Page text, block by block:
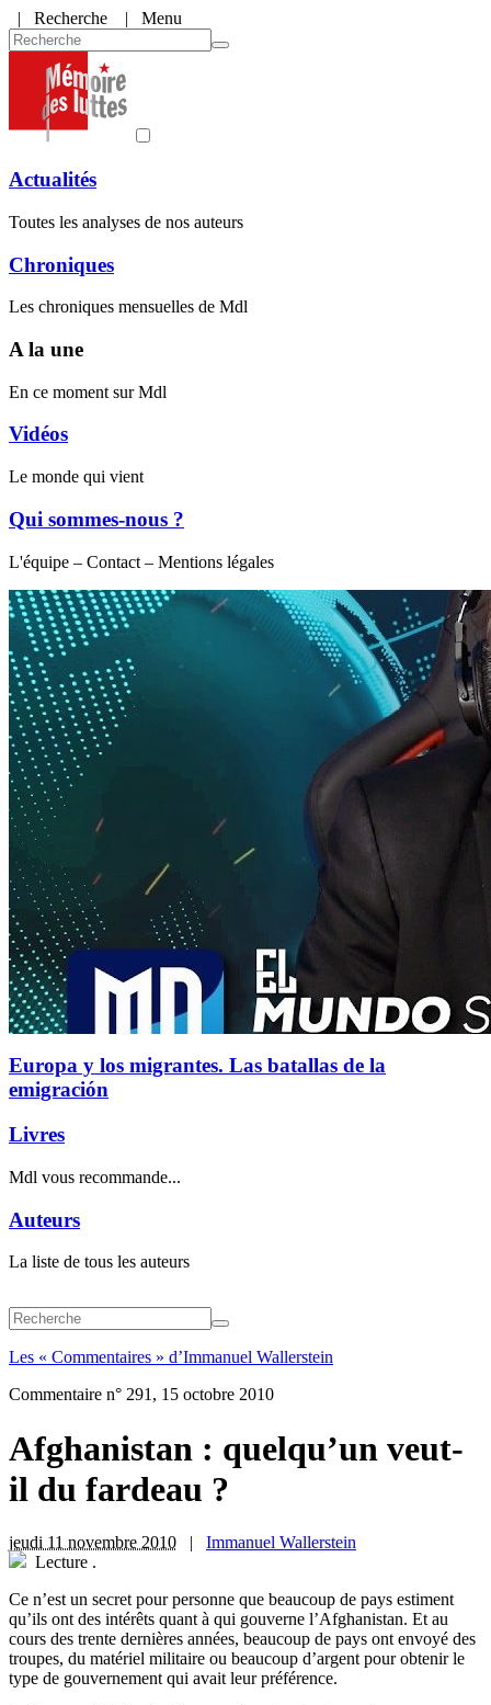
| Recherche | Menu
Actualités
Toutes les analyses de nos auteurs
Chroniques
Les chroniques mensuelles de Mdl
A la une
En ce moment sur Mdl
Vidéos
Le monde qui vient
Qui sommes-nous ?
L'équipe – Contact – Mentions légales
Europa y los migrantes. Las batallas de la
emigración
Livres
Mdl vous recommande...
Auteurs
La liste de tous les auteurs
Les « Commentaires » d’Immanuel Wallerstein
Commentaire n° 291, 15 octobre 2010
Afghanistan : quelqu’un veut-
il du fardeau ?
jeudi 11 novembre 2010 | Immanuel Wallerstein
Lecture .
Ce n’est un secret pour personne que beaucoup de pays estiment
qu’ils ont des intérêts quant à qui gouverne l’Afghanistan. Et au
cours des trente dernières années, beaucoup de pays ont envoyé des
troupes, du matériel militaire ou beaucoup d’argent pour obtenir le
type de gouvernement qui avait leur préférence.